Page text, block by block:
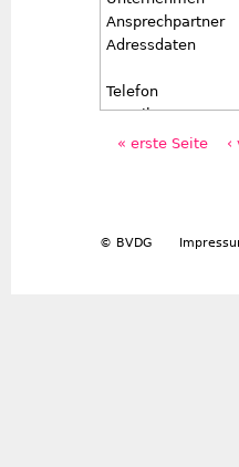
Besondere
Anlagen
Ansprechpartner
Adressdaten
Telefon
E-Mail
Angaben zur
« erste Seite
© BVDG